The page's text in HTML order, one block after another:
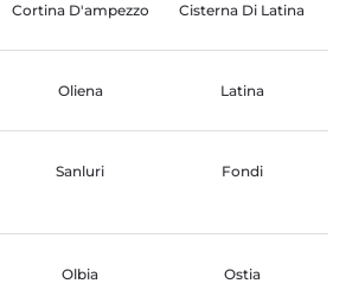
Cortina D'ampezzo Cisterna Di Latina
Oliena Latina
Sanluri Fondi
Olbia Ostia